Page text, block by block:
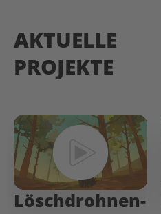
AKTUELLE
PROJEKTE
Löschdrohnen-